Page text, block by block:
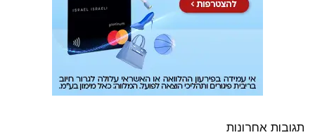
תגובות אחרונות